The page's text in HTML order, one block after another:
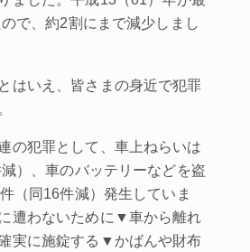
で、約2割にまで減少しまし
はいえ、皆さまの身近で犯罪
の犯罪として、車上ねらいは
）、車のバッテリーなどを盗
（同16件減）発生していま
遭わないために▼車から離れ
実に施錠する▼かばんや財布